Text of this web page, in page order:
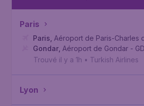
Paris
Paris Aéroport de Paris-Charles
Gondar Aéroport de Gondar -
Trouvé il y a 1h • Turkish Airlines
Lyon